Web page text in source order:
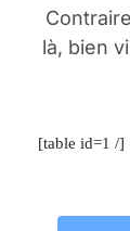
là, bien
[table id=1 /]